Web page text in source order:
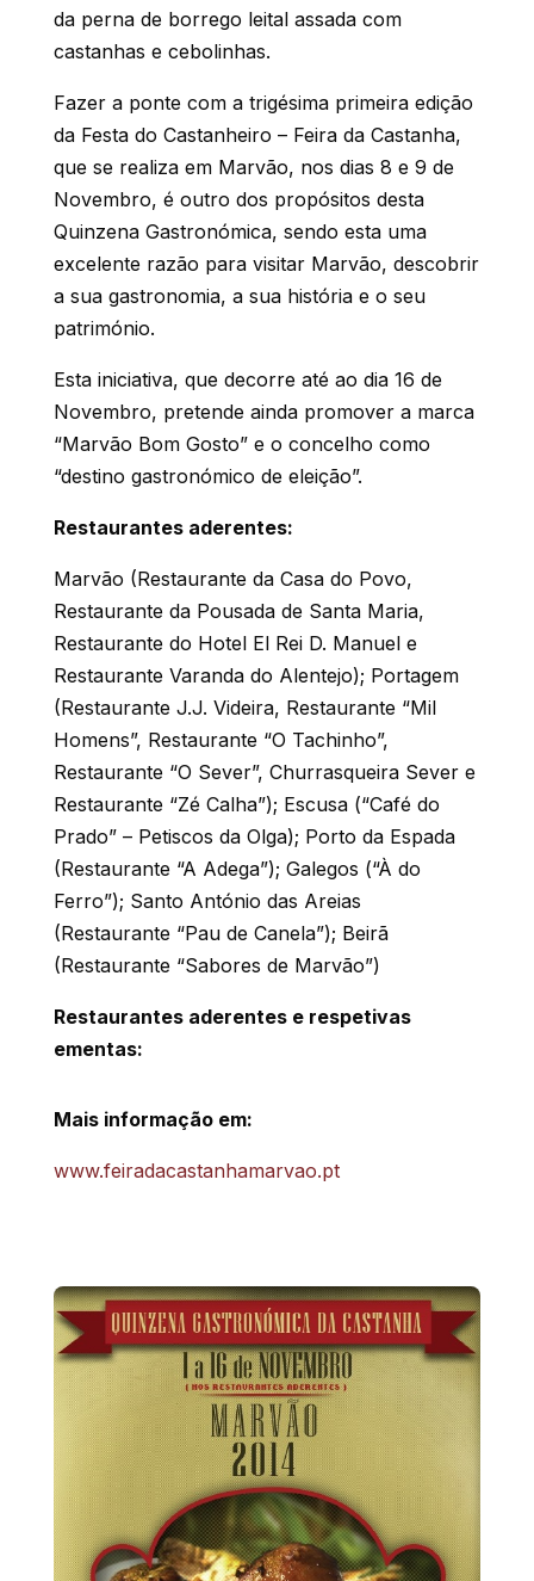
da perna de borrego leital assada com
castanhas e cebolinhas.
Fazer a ponte com a trigésima primeira edição
da Festa do Castanheiro – Feira da Castanha,
que se realiza em Marvão, nos dias 8 e 9 de
Novembro, é outro dos propósitos desta
Quinzena Gastronómica, sendo esta uma
excelente razão para visitar Marvão, descobrir
a sua gastronomia, a sua história e o seu
património.
Esta iniciativa, que decorre até ao dia 16 de
Novembro, pretende ainda promover a marca
“Marvão Bom Gosto” e o concelho como
“destino gastronómico de eleição”.
Restaurantes aderentes:
Marvão (Restaurante da Casa do Povo,
Restaurante da Pousada de Santa Maria,
Restaurante do Hotel El Rei D. Manuel e
Restaurante Varanda do Alentejo); Portagem
(Restaurante J.J. Videira, Restaurante “Mil
Homens”, Restaurante “O Tachinho”,
Restaurante “O Sever”, Churrasqueira Sever e
Restaurante “Zé Calha”); Escusa (“Café do
Prado” – Petiscos da Olga); Porto da Espada
(Restaurante “A Adega”); Galegos (“À do
Ferro”); Santo António das Areias
(Restaurante “Pau de Canela”); Beirã
(Restaurante “Sabores de Marvão”)
Restaurantes aderentes e respetivas
ementas:
Mais informação em:
www.feiradacastanhamarvao.pt